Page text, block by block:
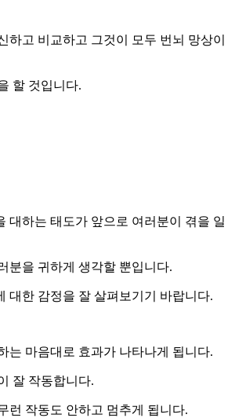
하고 비교하고 그것이 모두 번뇌 망상이
할 것입니다.
대하는 태도가 앞으로 여러분이 겪을 일
분을 귀하게 생각할 뿐입니다.
대한 감정을 잘 살펴보기기 바랍니다.
는 마음대로 효과가 나타나게 됩니다.
잘 작동합니다.
런 작동도 안하고 멈추게 됩니다.